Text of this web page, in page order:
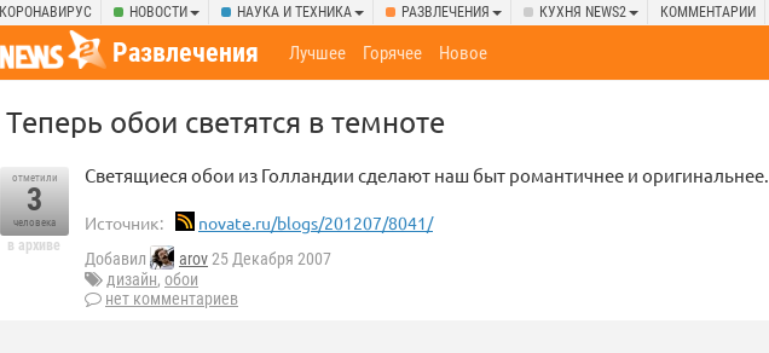
КОРОНАВИРУС НОВОСТИ НАУКА И ТЕХНИКА РАЗВЛЕЧЕНИЯ КУХНЯ NEWS2 КОММЕНТАРИИ
Развлечения Лучшее Горячее Новое
Теперь обои светятся в темноте
отметили
3
человека
в архиве
Светящиеся обои из Голландии сделают наш быт романтичнее и оригинальнее.
Источник: novate.ru/blogs/201207/8041/
Добавил arov25 Декабря 2007
дизайн, обои
нет комментариев